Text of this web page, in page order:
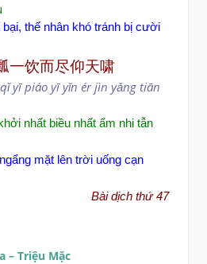
thế nhân khó tránh bị cười
一饮而尽仰天啸
yī piáo yī yǐn ér jìn yǎng tiān
ởi nhất biều nhất ẩm nhi tẫn
mặt lên trời uống cạn
Bài dịch thứ 47
– Triệu Mặc